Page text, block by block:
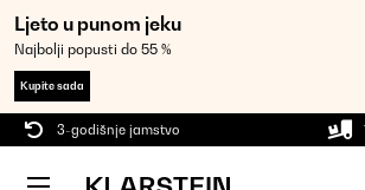
Ljeto u punom jeku
Najbolji popusti do 55 %
Kupite sada
3-godišnje jamstvo